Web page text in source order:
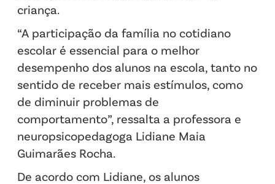
criança.
‍“A participação da família no cotidiano
escolar é essencial para o melhor
desempenho dos alunos na escola, tanto no
sentido de receber mais estímulos, como
de diminuir problemas de
comportamento”, ressalta a professora e
neuropsicopedagoga Lidiane Maia
Guimarães Rocha.
De acordo com Lidiane, os alunos